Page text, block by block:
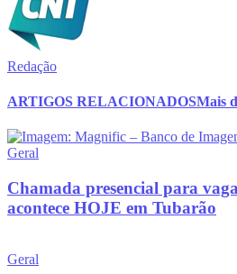
Redação
ARTIGOS RELACIONADOSMais
Geral
Chamada presencial para
acontece HOJE em Tubarão
Geral